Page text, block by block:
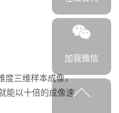
度三维样本成像，
能以十倍的成像速
加我微信